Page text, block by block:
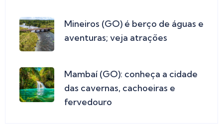
Mineiros (GO) é berço de águas e
aventuras; veja atrações
Mambaí (GO): conheça a cidade
das cavernas, cachoeiras e
fervedouro